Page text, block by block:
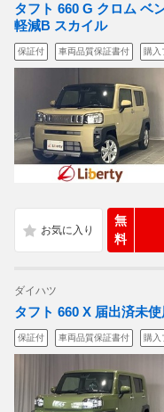
タフト 660 G クロム ベ
軽減B スカイル
保証付 車両品質保証書付 購入
無
料
ダイハツ
タフト 660 X 届出済未
保証付 車両品質保証書付 購入